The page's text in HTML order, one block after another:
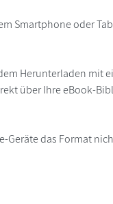
Smartphone oder
Herunterladen mit
über Ihre
Geräte das Format